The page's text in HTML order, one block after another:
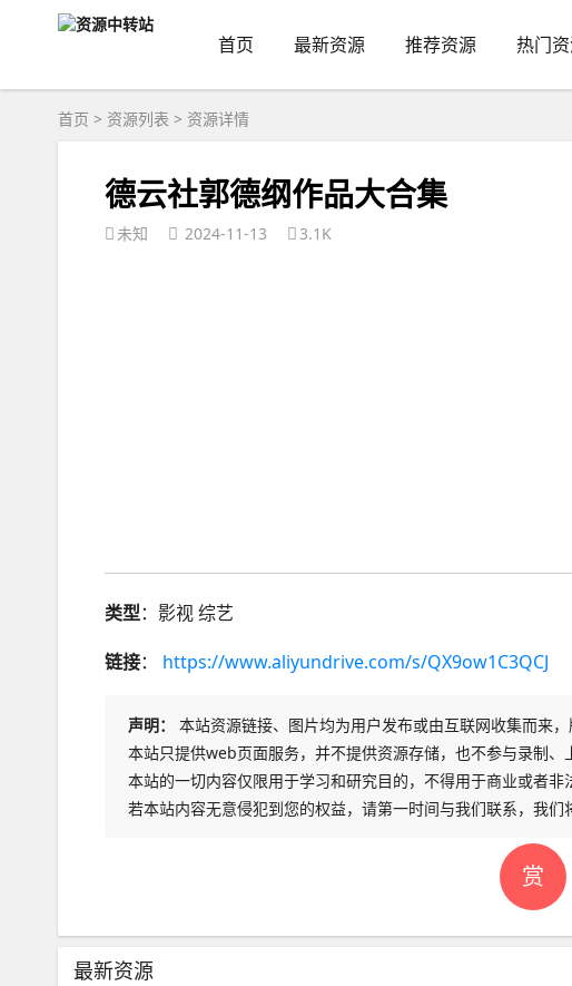
首页 最新资源 推荐资源 热门
首页 > 资源列表 > 资源详情
德云社郭德纲作品大合集
未知 2024-11-13 3.1K
类型：影视 综艺
链接： https://www.aliyundrive.com/s/QX9ow1C3QCJ
赏
声明：
本站资源链接、图片均为用户发布或由互联网收集而来，
本站只提供web页面服务，并不提供资源存储，也不参与录制、
本站的一切内容仅限用于学习和研究目的，不得用于商业或者非
若本站内容无意侵犯到您的权益，请第一时间与我们联系，我们
最新资源